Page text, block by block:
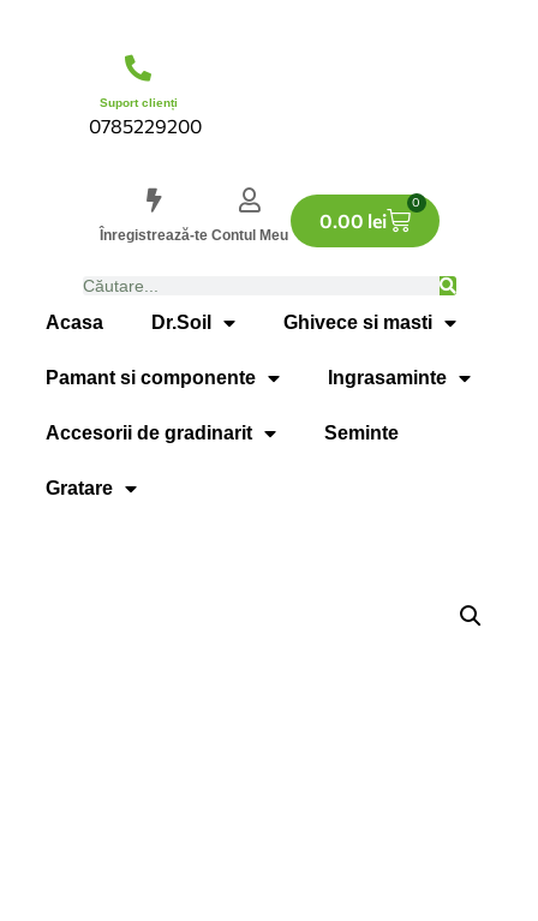
Suport clienți
0785229200
Înregistrează-te Contul Meu
0.00 lei
0
Acasa Dr.Soil Ghivece si masti
Pamant si componente Ingrasaminte
Accesorii de gradinarit Seminte
Gratare